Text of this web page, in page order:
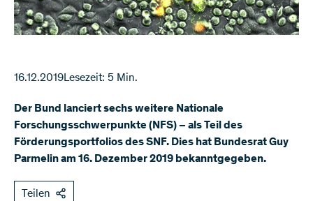
16.12.2019Lesezeit: 5 Min.
Der Bund lanciert sechs weitere Nationale
Forschungsschwerpunkte (NFS) – als Teil des
Förderungsportfolios des SNF. Dies hat Bundesrat Guy
Parmelin am 16. Dezember 2019 bekanntgegeben.
Teilen